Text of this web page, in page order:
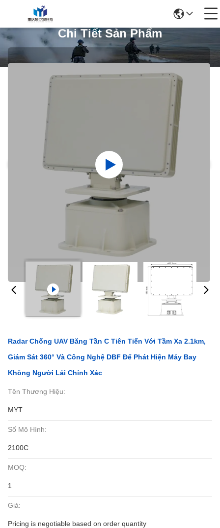
Chi Tiết Sản Phẩm
Radar Chống UAV Băng Tần C Tiên Tiến Với Tầm Xa 2.1km,
Giám Sát 360° Và Công Nghệ DBF Để Phát Hiện Máy Bay
Không Người Lái Chính Xác
Tên Thương Hiệu:
MYT
Số Mô Hình:
2100C
MOQ:
1
Giá:
Pricing is negotiable based on order quantity